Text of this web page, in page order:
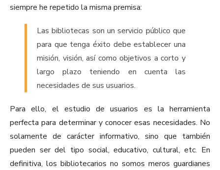
siempre he repetido la misma premisa:
Las bibliotecas son un servicio público que
para que tenga éxito debe establecer una
misión, visión, así como objetivos a corto y
largo plazo teniendo en cuenta las
necesidades de sus usuarios.
Para ello, el estudio de usuarios es la herramienta
perfecta para determinar y conocer esas necesidades. No
solamente de carácter informativo, sino que también
pueden ser del tipo social, educativo, cultural, etc. En
definitiva, los bibliotecarios no somos meros guardianes